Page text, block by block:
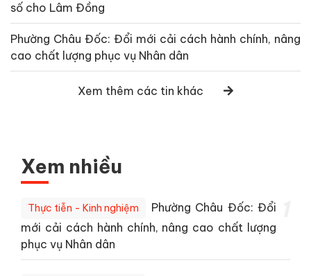
số cho Lâm Đồng
Phường Châu Đốc: Đổi mới cải cách hành chính, nâng
cao chất lượng phục vụ Nhân dân
Xem thêm các tin khác
Xem nhiều
Thực tiễn - Kinh nghiệm
Phường Châu Đốc: Đổi
mới cải cách hành chính, nâng cao chất lượng
phục vụ Nhân dân